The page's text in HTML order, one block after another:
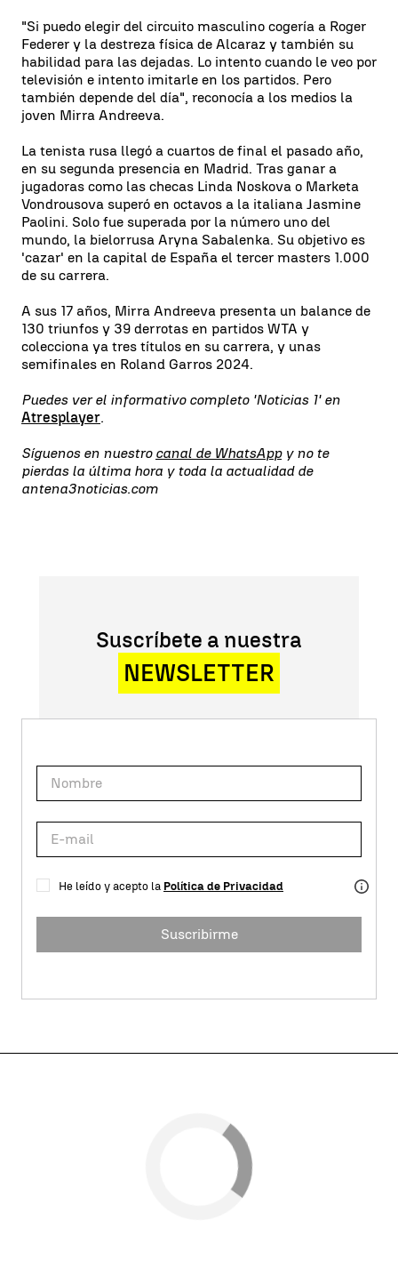
"Si puedo elegir del circuito masculino cogería a Roger
Federer y la destreza física de Alcaraz y también su
habilidad para las dejadas. Lo intento cuando le veo por
televisión e intento imitarle en los partidos. Pero
también depende del día", reconocía a los medios la
joven Mirra Andreeva.
La tenista rusa llegó a cuartos de final el pasado año,
en su segunda presencia en Madrid. Tras ganar a
jugadoras como las checas Linda Noskova o Marketa
Vondrousova superó en octavos a la italiana Jasmine
Paolini. Solo fue superada por la número uno del
mundo, la bielorrusa Aryna Sabalenka. Su objetivo es
'cazar' en la capital de España el tercer masters 1.000
de su carrera.
A sus 17 años, Mirra Andreeva presenta un balance de
130 triunfos y 39 derrotas en partidos WTA y
colecciona ya tres títulos en su carrera, y unas
semifinales en Roland Garros 2024.
Puedes ver el informativo completo 'Noticias 1' en
Atresplayer.
Síguenos en nuestro canal de WhatsAppy no te
pierdas la última hora y toda la actualidad de
antena3noticias.com
Suscríbete a nuestra
NEWSLETTER
He leído y acepto la Política de Privacidad
Suscribirme